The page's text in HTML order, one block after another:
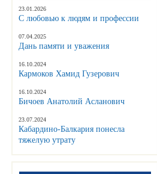
23.01.2026
С любовью к людям и профессии
07.04.2025
Дань памяти и уважения
16.10.2024
Кармоков Хамид Гузерович
16.10.2024
Бичоев Анатолий Асланович
23.07.2024
Кабардино-Балкария понесла
тяжелую утрату